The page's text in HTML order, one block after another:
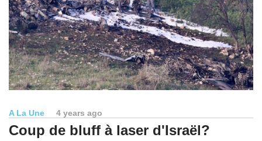
A La Une 4 years ago
Coup de bluff à laser d'Israël?